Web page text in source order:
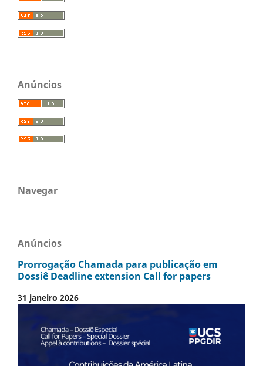
Anúncios
Navegar
Anúncios
Prorrogação Chamada para publicação em
Dossiê Deadline extension Call for papers
31 janeiro 2026